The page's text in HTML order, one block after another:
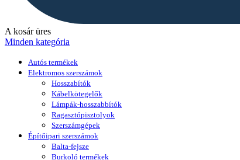
A kosár üres
Minden kategória
Autós termékek
Elektromos szerszámok
Hosszabítók
Kábelkötegelők
Lámpák-hosszabbítók
Ragasztópisztolyok
Szerszámgépek
Építőipari szerszámok
Balta-fejsze
Burkoló termékek